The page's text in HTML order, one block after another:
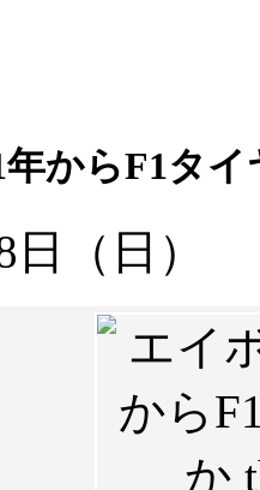
からF1タ
（日）